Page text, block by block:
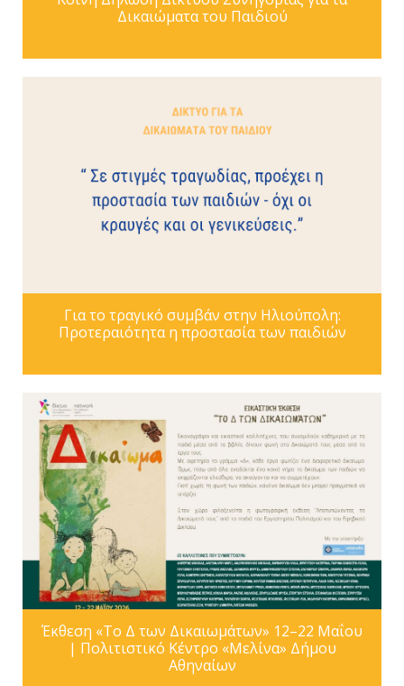
Δικαιώματα του Παιδιού
Για το τραγικό συμβάν στην Ηλιούπολη:
Προτεραιότητα η προστασία των παιδιών
Έκθεση «Το Δ των Δικαιωμάτων» 12–22 Μαΐου
| Πολιτιστικό Κέντρο «Μελίνα» Δήμου
Αθηναίων